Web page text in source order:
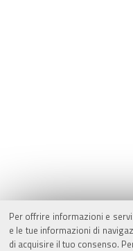
Per offrire informazioni e
e le tue informazioni di
di acquisire il tuo consenso.